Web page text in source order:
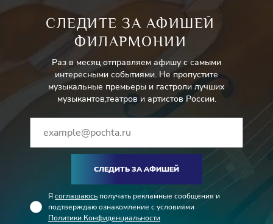
СЛЕДИТЕ ЗА АФИШЕЙ
ФИЛАРМОНИИ
Раз в месяц отправляем афишу с самыми
интересными событиями. Не пропустите
музыкальные премьеры и гастроли лучших
музыкантов,театров и артистов России.
СЛЕДИТЬ ЗА АФИШЕЙ
Я соглашаюсь получать рекламные сообщения и
подтверждаю ознакомление с условиями
Политики Конфиденциальности